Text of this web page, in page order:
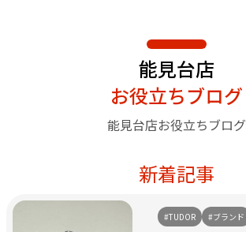
能見台店
お役立ちブログ
能見台店お役立ちブログ
新着記事
#TUDOR #ブランド